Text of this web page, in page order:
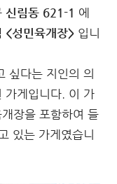
신림동 621-1 에
<성민육개장> 입니
싶다는 지인의 의
가게입니다. 이 가
장을 포함하여 들
있는 가게였습니